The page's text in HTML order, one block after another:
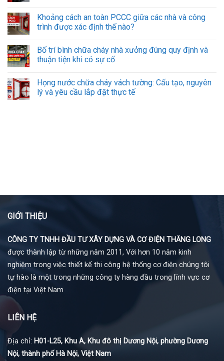
Khoảng cách an toàn PCCC giữa các nhà và công
trình được xác định thế nào?
Bố trí bình chữa cháy nhà xưởng đúng quy định và
thuận tiện khi có sự cố
Họng nước chữa cháy vách tường: Cấu tạo, nguyên
lý và yêu cầu lắp đặt thực tế
GIỚI THIỆU
CÔNG TY TNHH ĐẦU TƯ XÂY DỰNG VÀ CƠ ĐIỆN THĂNG LONG
được thành lập từ những năm 2011, Với hơn 10 năm kinh
nghiệm trong việc thiết kế thi công hệ thống cơ điện chúng tôi
tự hào là một trong những công ty hàng đầu trong lĩnh vực cơ
điện tại Việt Nam
LIÊN HỆ
Địa chỉ: H01-L25, Khu A, Khu đô thị Dương Nội, phường Dương
Nội, thành phố Hà Nội, Việt Nam